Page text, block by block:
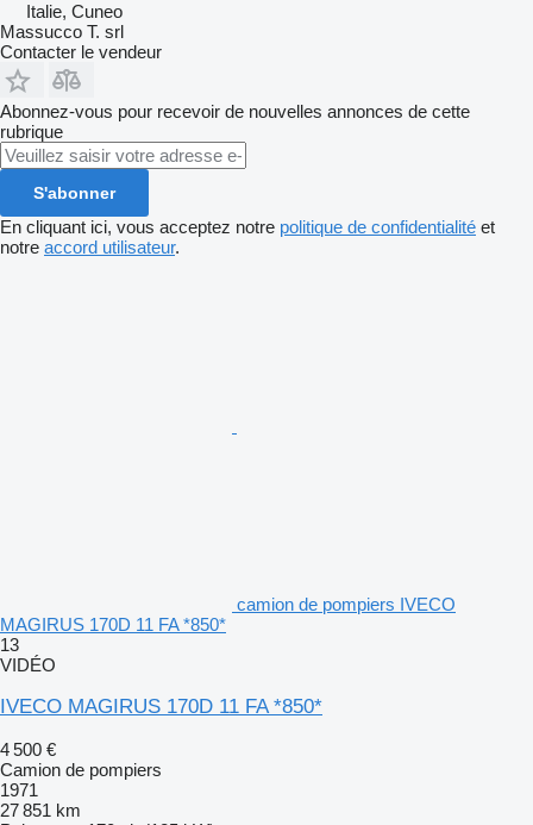
Italie, Cuneo
Massucco T. srl
Contacter le vendeur
Abonnez-vous pour recevoir de nouvelles annonces de cette
rubrique
S'abonner
En cliquant ici, vous acceptez notre politique de confidentialité et
notre accord utilisateur.
camion de pompiers IVECO
MAGIRUS 170D 11 FA *850*
13
VIDÉO
IVECO MAGIRUS 170D 11 FA *850*
4 500 €
Camion de pompiers
1971
27 851 km